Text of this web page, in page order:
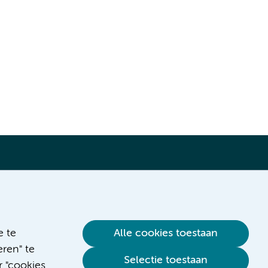
te
te
"cookies
Alle cookies toestaan
Selectie toestaan